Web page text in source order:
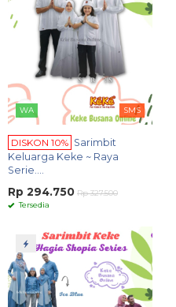
WA SMS
DISKON 10% Sarimbit
Keluarga Keke ~ Raya
Serie....
Rp 294.750 Rp 327.500
Tersedia